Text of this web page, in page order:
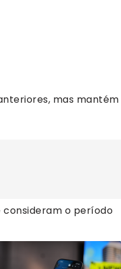
mas mantém
consideram o período